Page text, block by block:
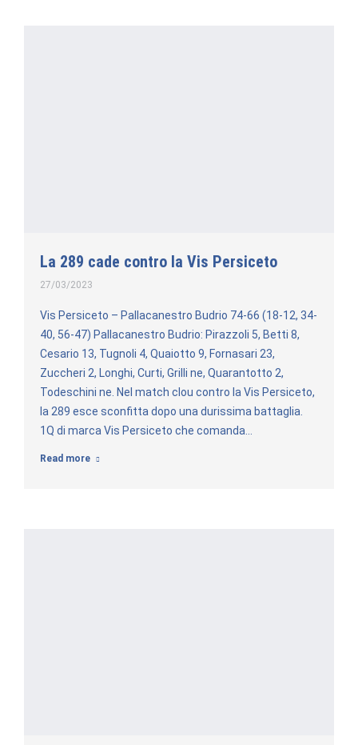
La 289 cade contro la Vis Persiceto
27/03/2023
Vis Persiceto – Pallacanestro Budrio 74-66 (18-12, 34-
40, 56-47) Pallacanestro Budrio: Pirazzoli 5, Betti 8,
Cesario 13, Tugnoli 4, Quaiotto 9, Fornasari 23,
Zuccheri 2, Longhi, Curti, Grilli ne, Quarantotto 2,
Todeschini ne. Nel match clou contro la Vis Persiceto,
la 289 esce sconfitta dopo una durissima battaglia.
1Q di marca Vis Persiceto che comanda…
Read more